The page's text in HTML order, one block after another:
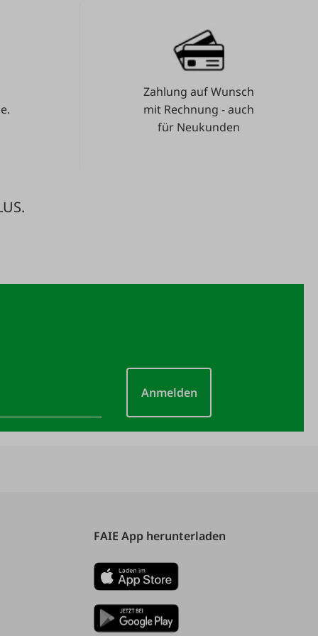
Zahlung auf Wunsch
mit Rechnung - auch
für Neukunden
Anmelden
FAIE App herunterladen